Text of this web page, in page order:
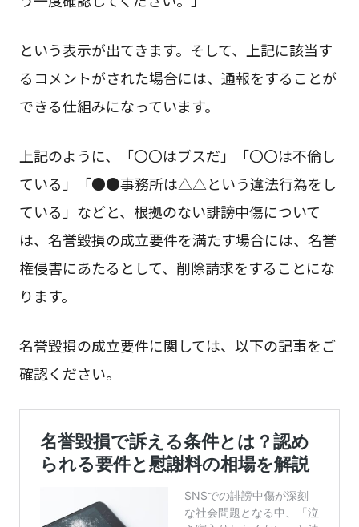
という表示が出てきます。そして、上記に該当す
るコメントがされた場合には、通報をすることが
できる仕組みになっています。
上記のように、「〇〇はブスだ」「〇〇は不倫し
ている」「●●事務所は△△という違法行為をし
ている」などと、根拠のない誹謗中傷について
は、名誉毀損の成立要件を満たす場合には、名誉
権侵害にあたるとして、削除請求をすることにな
ります。
名誉毀損の成立要件に関しては、以下の記事をご
確認ください。